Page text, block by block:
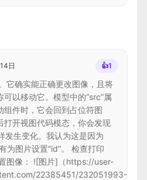
日 👍1
它确实能正确更改图像，且将
以移动它。模型中的“src”属
组件时，它会回到占位符图
打开视图代码模态，你会发现
发生变化。我认为这是因为
为图片设置“id”。 检查打印
图像： ![图片]（https://user-
22385451/232051993-